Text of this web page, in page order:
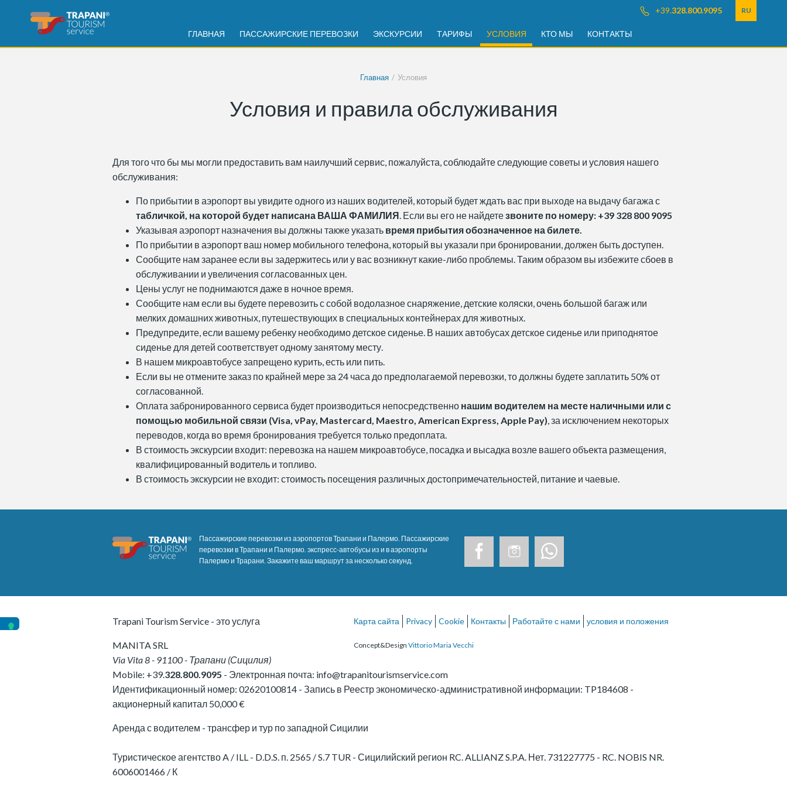
+39.328.800.9095 RU
ГЛАВНАЯ ПАССАЖИРСКИЕ ПЕРЕВОЗКИ ЭКСКУРСИИ ТАРИФЫ УСЛОВИЯ КТО МЫ КОНТАКТЫ
Главная Условия
Условия и правила обслуживания
Для того что бы мы могли предоставить вам наилучший сервис, пожалуйста, соблюдайте следующие советы и условия нашего
обслуживания:
По прибытии в аэропорт вы увидите одного из наших водителей, который будет ждать вас при выходе на выдачу багажа с
табличкой, на которой будет написана ВАША ФАМИЛИЯ. Если вы его не найдетезвоните по номеру: +39 328 800 9095
Указывая аэропорт назначения вы должны также указать время прибытия обозначенное на билете.
По прибытии в аэропорт ваш номер мобильного телефона, который вы указали при бронировании, должен быть доступен.
Сообщите нам заранее если вы задержитесь или у вас возникнут какие-либо проблемы. Таким образом вы избежите сбоев в
обслуживании и увеличения согласованных цен.
Цены услуг не поднимаются даже в ночное время.
Сообщите нам если вы будете перевозить с собой водолазное снаряжение, детские коляски, очень большой багаж или
мелких домашних животных, путешествующих в специальных контейнерах для животных.
Предупредите, если вашему ребенку необходимо детское сиденье. В наших автобусах детское сиденье или приподнятое
сиденье для детей соответствует одному занятому месту.
В нашем микроавтобусе запрещено курить, есть или пить.
Если вы не отмените заказ по крайней мере за 24 часа до предполагаемой перевозки, то должны будете заплатить 50% от
согласованной.
Оплата забронированного сервиса будет производиться непосредственно нашим водителем на месте наличными или с
помощью мобильной связи (Visa, vPay, Mastercard, Maestro, American Express, Apple Pay), за исключением некоторых
переводов, когда во время бронирования требуется только предоплата.
В стоимость экскурсии входит: перевозка на нашем микроавтобусе, посадка и высадка возле вашего объекта размещения,
квалифицированный водитель и топливо.
В стоимость экскурсии не входит: стоимость посещения различных достопримечательностей, питание и чаевые.
Пассажирские перевозки из аэропортов Трапани и Палермо. Пассажирские
перевозки в Трапани и Палермо. экспресс-автобусы из и в аэропорты
Палермо и Трарани. Закажите ваш маршрут за несколько секунд.
Trapani Tourism Service - это услуга
MANITA SRL
Via Vita 8- 91100- Трапани (Сицилия)
Mobile: +39.328.800.9095 - Электронная почта: info@trapanitourismservice.com
Идентификационный номер: 02620100814 - Запись в Реестр экономическо-административной информации: TP184608 -
акционерный капитал 50,000 €
Аренда с водителем - трансфер и тур по западной Сицилии
Туристическое агентство A / ILL - D.D.S. п. 2565 / S.7 TUR - Сицилийский регион RC. ALLIANZ S.P.A. Нет. 731227775 - RC. NOBIS NR.
6006001466 / К
Карта сайта Privacy Cookie Контакты Работайте с нами условия и положения
Concept&Design Vittorio Maria Vecchi